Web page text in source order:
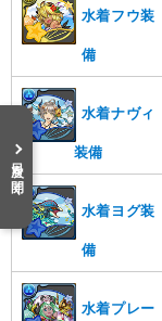
水着フウ装
備
水着ナヴィ
装備
水着ヨグ装
備
水着プレー
目次を開く